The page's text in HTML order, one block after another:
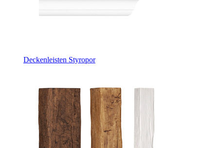
Deckenleisten Styropor